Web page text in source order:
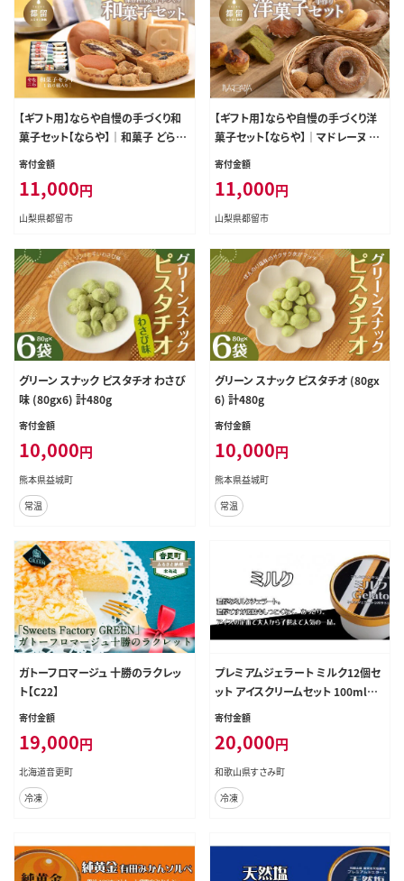
【ギフト用】ならや自慢の手づくり和
菓子セット【ならや】｜和菓子 どら焼
き 最中 贈答用 プレゼント ギフト na
寄付金額
11,000円
山梨県都留市
【ギフト用】ならや自慢の手づくり洋
菓子セット【ならや】｜マドレーヌ ド
ーナツ スイートポテト 贈答用 プレ
ゼント ギフト naraya
寄付金額
11,000円
山梨県都留市
グリーン スナック ピスタチオ わさび
味 (80gx6) 計480g
寄付金額
10,000円
熊本県益城町
常温
グリーン スナック ピスタチオ (80gx
6) 計480g
寄付金額
10,000円
熊本県益城町
常温
ガトーフロマージュ 十勝のラクレッ
ト【C22】
寄付金額
19,000円
北海道音更町
冷凍
プレミアムジェラート ミルク12個セ
ット アイスクリームセット 100mlカ
ップ ゆあさジェラートラボラトリー
寄付金額
20,000円
和歌山県すさみ町
冷凍